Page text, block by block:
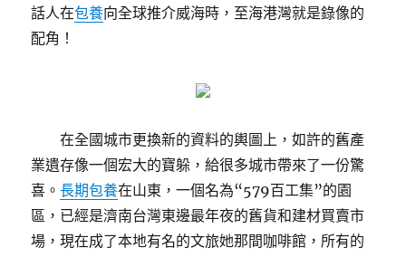
話人在包養向全球推介威海時，至海港灣就是錄像的
配角！
在全國城市更換新的資料的輿圖上，如許的舊產
業遺存像一個宏大的寶躲，給很多城市帶來了一份驚
喜。長期包養在山東，一個名為“579百工集”的園
區，已經是濟南台灣東邊最年夜的舊貨和建材買賣市
場，現在成了本地有名的文旅她那間咖啡館，所有的